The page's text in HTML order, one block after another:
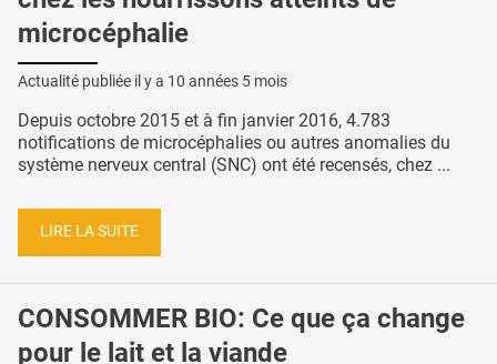
microcéphalie
Actualité publiée il y a 10 années 5 mois
Depuis octobre 2015 et à fin janvier 2016, 4.783
notifications de microcéphalies ou autres anomalies du
système nerveux central (SNC) ont été recensés, chez ...
LIRE LA SUITE
CONSOMMER BIO: Ce que ça change
pour le lait et la viande